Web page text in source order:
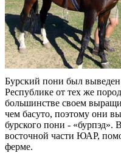
Бурский пони был
Республике от тех же
большинстве своем
чем басуто, поэтому они
бурского пони - «бурпэд».
восточной части ЮАР,
ферме.